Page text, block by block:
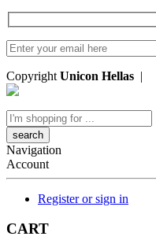
Copyright Unicon Hellas |
Search
here
Navigation
Account
Register or sign in
CART